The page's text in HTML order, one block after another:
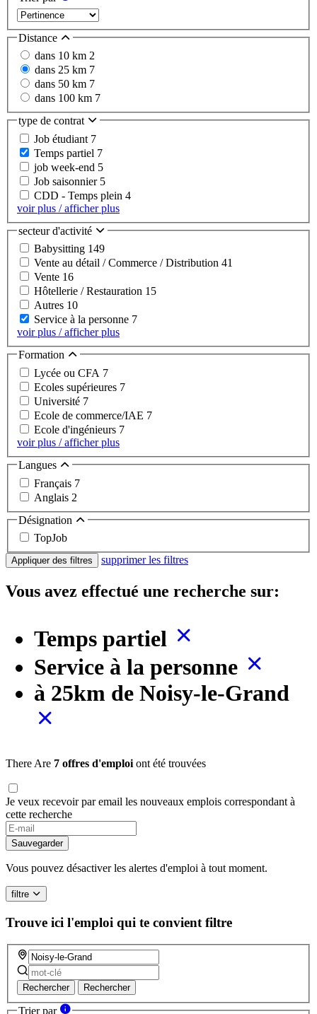
Distance
dans 10 km 2
dans 25 km 7
dans 50 km 7
dans 100 km 7
type de contrat
Job étudiant 7
Temps partiel 7
job week-end 5
Job saisonnier 5
CDD - Temps plein 4
voir plus / afficher plus
secteur d'activité
Babysitting 149
Vente au détail / Commerce / Distribution 41
Vente 16
Hôtellerie / Restauration 15
Autres 10
Service à la personne 7
voir plus / afficher plus
Formation
Lycée ou CFA 7
Ecoles supérieures 7
Université 7
Ecole de commerce/IAE 7
Ecole d'ingénieurs 7
voir plus / afficher plus
Langues
Français 7
Anglais 2
Désignation
TopJob
Appliquer des filtres supprimer les filtres
Vous avez effectué une recherche sur:
Temps partiel
Service à la personne
à 25km de Noisy-le-Grand
There Are 7 offres d'emploi ont été trouvées
Je veux recevoir par email les nouveaux emplois correspondant à
cette recherche
Sauvegarder
Vous pouvez désactiver les alertes d'emploi à tout moment.
filtre
Trouve ici l'emploi qui te convient filtre
Rechercher Rechercher
Trier par